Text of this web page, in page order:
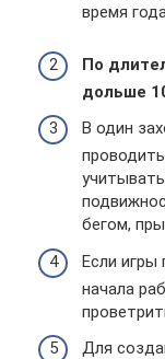
время
По
дольше
В один
бегом,
Если игры
начала
Для